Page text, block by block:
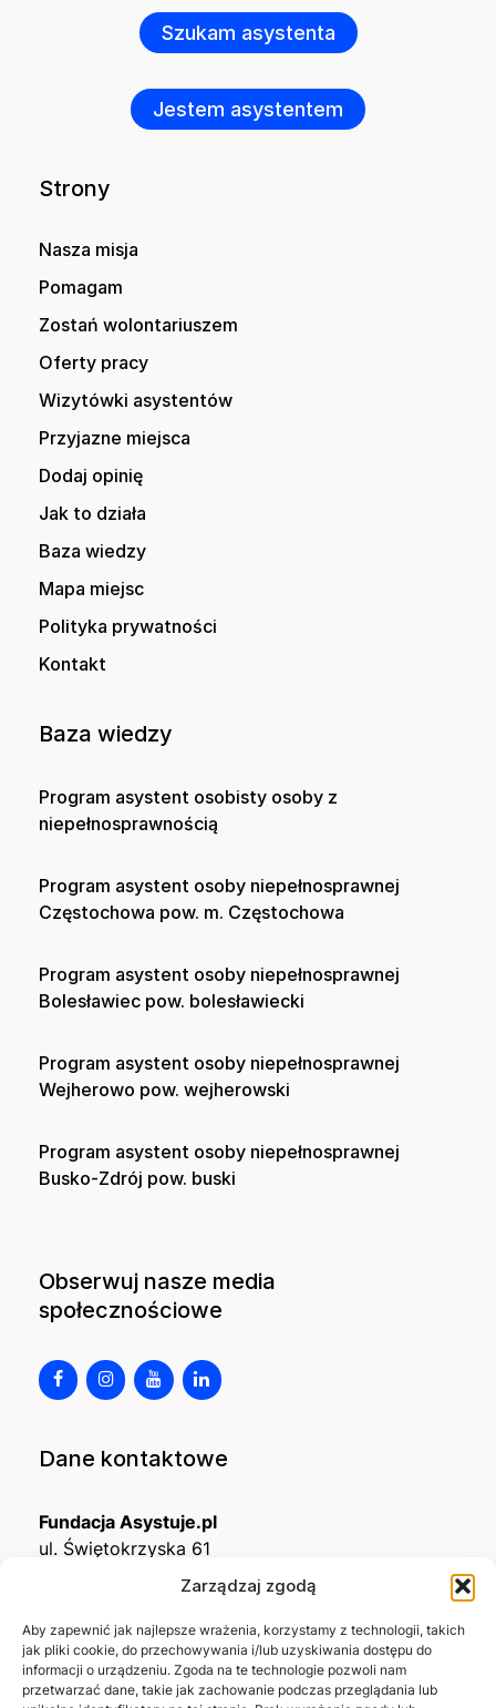
Zarządzaj zgodą
Aby zapewnić jak najlepsze wrażenia, korzystamy z technologii, takich
jak pliki cookie, do przechowywania i/lub uzyskiwania dostępu do
informacji o urządzeniu. Zgoda na te technologie pozwoli nam
przetwarzać dane, takie jak zachowanie podczas przeglądania lub
Szukam asystenta
Jestem asystentem
Strony
Nasza misja
Pomagam
Zostań wolontariuszem
Oferty pracy
Wizytówki asystentów
Przyjazne miejsca
Dodaj opinię
Jak to działa
Baza wiedzy
Mapa miejsc
Polityka prywatności
Kontakt
Baza wiedzy
Program asystent osobisty osoby z
niepełnosprawnością
Program asystent osoby niepełnosprawnej
Częstochowa pow. m. Częstochowa
Program asystent osoby niepełnosprawnej
Bolesławiec pow. bolesławiecki
Program asystent osoby niepełnosprawnej
Wejherowo pow. wejherowski
Program asystent osoby niepełnosprawnej
Busko-Zdrój pow. buski
Obserwuj nasze media
społecznościowe
Dane kontaktowe
Fundacja Asystuje.pl
ul. Świętokrzyska 61
KRS0001215994
NIP5492488380
REGON543667703